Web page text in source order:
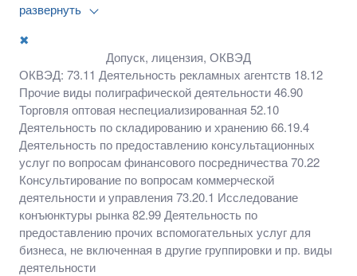
Деятельность по складированию и хранению 66.19.4
Деятельность по предоставлению
консультационных услуг по вопросам финансового
посредничества 70.22 Консультирование по вопросам
коммерческой деятельности и управления 73.20.1
Исследование конъюнктуры рынка 82.99
Деятельность по предоставлению прочих
вспомогательных услуг для бизнеса, не включенная
в другие группировки и пр. виды деятельности
развернуть
✖
Допуск, лицензия, ОКВЭД
ОКВЭД: 73.11 Деятельность рекламных агентств 18.12
Прочие виды полиграфической деятельности 46.90
Торговля оптовая неспециализированная 52.10
Деятельность по складированию и хранению 66.19.4
Деятельность по предоставлению консультационных
услуг по вопросам финансового посредничества 70.22
Консультирование по вопросам коммерческой
деятельности и управления 73.20.1 Исследование
конъюнктуры рынка 82.99 Деятельность по
предоставлению прочих вспомогательных услуг для
бизнеса, не включенная в другие группировки и пр. виды
деятельности